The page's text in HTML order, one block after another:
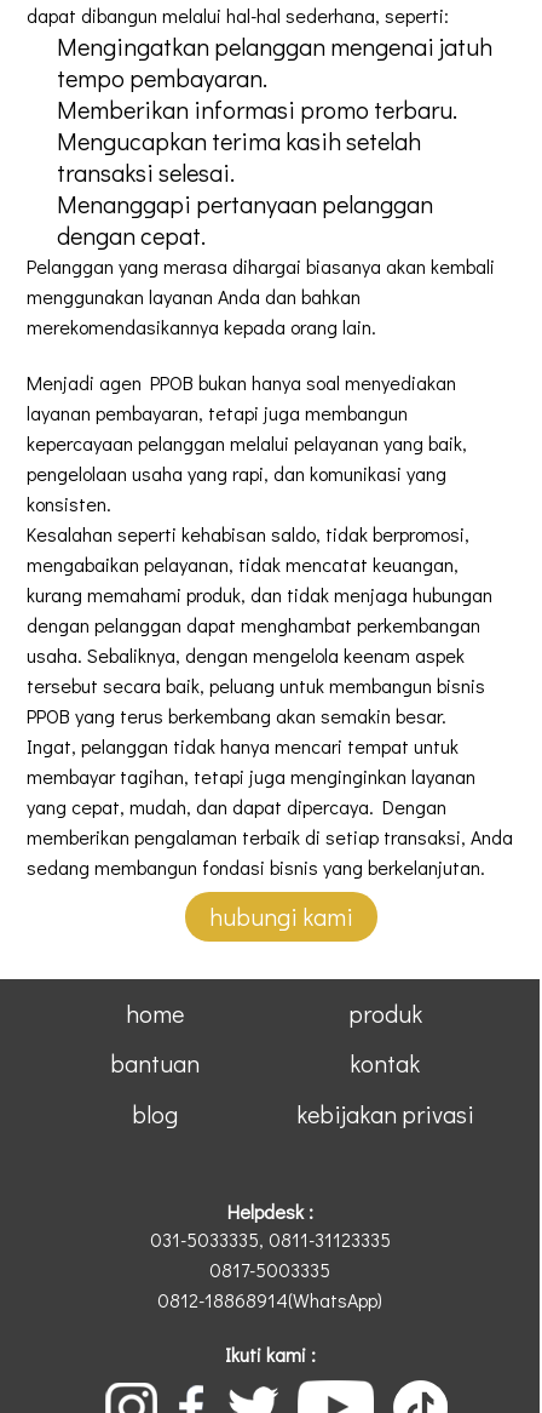
dapat dibangun melalui hal-hal sederhana, seperti:
Mengingatkan pelanggan mengenai jatuh
tempo pembayaran.
Memberikan informasi promo terbaru.
Mengucapkan terima kasih setelah
transaksi selesai.
Menanggapi pertanyaan pelanggan
dengan cepat.
Pelanggan yang merasa dihargai biasanya akan kembali
menggunakan layanan Anda dan bahkan
merekomendasikannya kepada orang lain.
Menjadi agen PPOB bukan hanya soal menyediakan
layanan pembayaran, tetapi juga membangun
kepercayaan pelanggan melalui pelayanan yang baik,
pengelolaan usaha yang rapi, dan komunikasi yang
konsisten.
Kesalahan seperti kehabisan saldo, tidak berpromosi,
mengabaikan pelayanan, tidak mencatat keuangan,
kurang memahami produk, dan tidak menjaga hubungan
dengan pelanggan dapat menghambat perkembangan
usaha. Sebaliknya, dengan mengelola keenam aspek
tersebut secara baik, peluang untuk membangun bisnis
PPOB yang terus berkembang akan semakin besar.
Ingat, pelanggan tidak hanya mencari tempat untuk
membayar tagihan, tetapi juga menginginkan layanan
yang cepat, mudah, dan dapat dipercaya. Dengan
memberikan pengalaman terbaik di setiap transaksi, Anda
sedang membangun fondasi bisnis yang berkelanjutan.
hubungi kami
home
produk
bantuan
kontak
blog
kebijakan privasi
Helpdesk :
031-5033335, 0811-31123335
0817-5003335
0812-18868914(WhatsApp)
Ikuti kami :